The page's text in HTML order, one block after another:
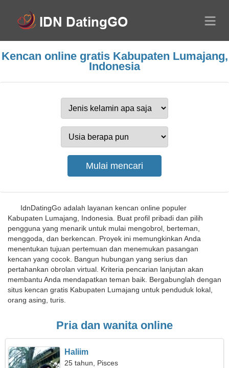
Kencan online gratis Kabupaten Lumajang,
Indonesia
IdnDatingGo adalah layanan kencan online populer
Kabupaten Lumajang, Indonesia. Buat profil pribadi dan pilih
pengguna yang menarik untuk mulai mengobrol, berteman,
menggoda, dan berkencan. Proyek ini memungkinkan Anda
menentukan tujuan pertemuan dan menemukan pasangan
kencan yang cocok. Bangun hubungan yang serius dan
pertahankan obrolan virtual. Kriteria pencarian lanjutan akan
membantu Anda mendapatkan teman baik. Bergabunglah dengan
situs kencan gratis Kabupaten Lumajang untuk penduduk lokal,
orang asing, turis.
Pria dan wanita online
Haliim
25 tahun, Pisces